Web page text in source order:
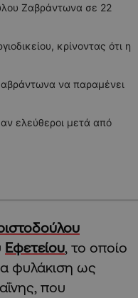
Ζαβράντωνα σε 22
κρίνοντας ότι η
να παραμένει
ελεύθεροι μετά από
Εφετείου, το οποίο
φυλάκιση ως
που